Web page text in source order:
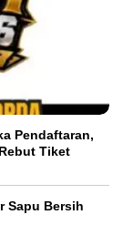
Pendaftaran,
Tiket
Sapu Bersih